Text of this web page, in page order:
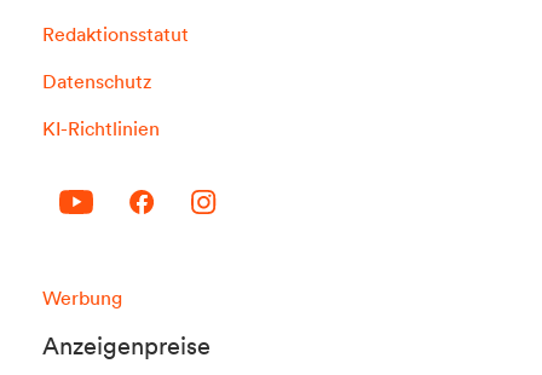
Redaktionsstatut
Datenschutz
KI-Richtlinien
Werbung
Anzeigenpreise